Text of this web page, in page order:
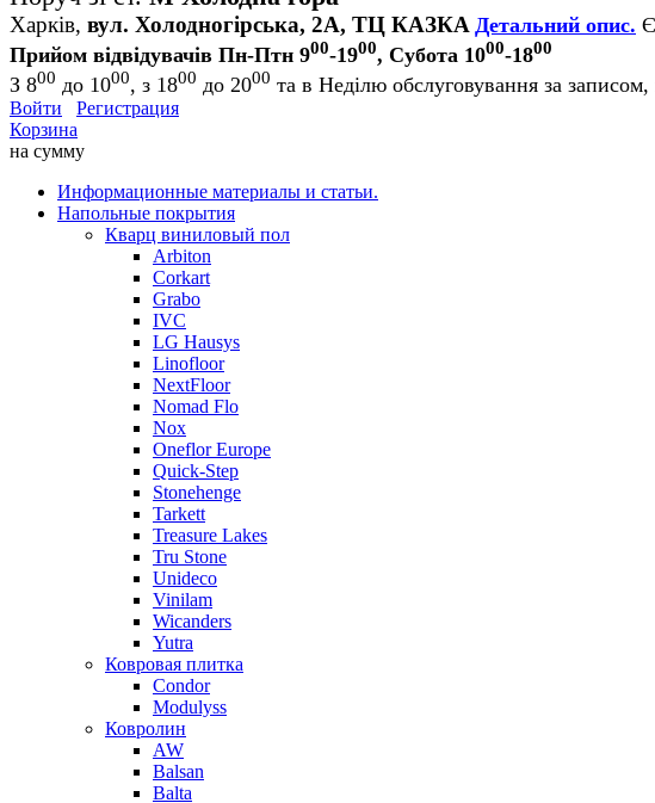
Харків, вул. Холодногірська, 2А, ТЦ КАЗКА Детальний опис.
Прийом відвідувачів Пн-Птн 900-1900, Субота 1000-1800
З 800 до 1000, з 1800 до 2000 та в Неділю обслуговування за
Войти
Регистрация
Корзина
на сумму
Информационные материалы и статьи.
Напольные покрытия
Кварц виниловый пол
Arbiton
Corkart
Grabo
IVC
LG Hausys
Linofloor
NextFloor
Nomad Flo
Nox
Oneflor Europe
Quick-Step
Stonehenge
Tarkett
Treasure Lakes
Tru Stone
Unideco
Vinilam
Wicanders
Yutra
Ковровая плитка
Condor
Modulyss
Ковролин
AW
Balsan
Balta